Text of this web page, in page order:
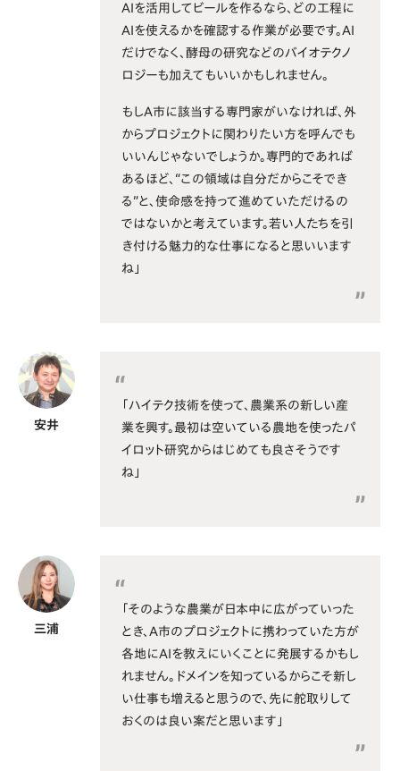
AIを活用してビールを作るなら、どの工程に
AIを使えるかを確認する作業が必要です。AI
だけでなく、酵母の研究などのバイオテクノ
ロジーも加えてもいいかもしれません。
もしA市に該当する専門家がいなければ、外
からプロジェクトに関わりたい方を呼んでも
いいんじゃないでしょうか。専門的であれば
あるほど、“この領域は自分だからこそでき
る”と、使命感を持って進めていただけるの
ではないかと考えています。若い人たちを引
き付ける魅力的な仕事になると思いいます
ね」
安井
「ハイテク技術を使って、農業系の新しい産
業を興す。最初は空いている農地を使ったパ
イロット研究からはじめても良さそうです
ね」
三浦
「そのような農業が日本中に広がっていった
とき、A市のプロジェクトに携わっていた方が
各地にAIを教えにいくことに発展するかもし
れません。ドメインを知っているからこそ新し
い仕事も増えると思うので、先に舵取りして
おくのは良い案だと思います」